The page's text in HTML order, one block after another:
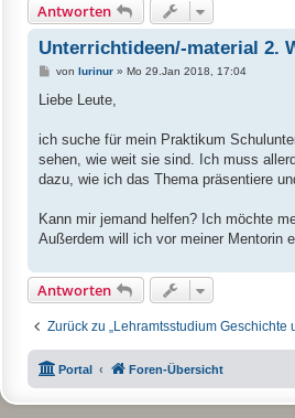
Antworten
Unterrichtideen/-material 2.
B
i
a
von lurinur» Mo 29.Jan 2018, 17:04
Liebe Leute,
ich suche für mein Praktikum
sehen, wie weit sie sind. Ich muss
dazu, wie ich das Thema präsentiere
Kann mir jemand helfen? Ich möchte
Außerdem will ich vor meiner Mentorin
Antworten
Zurück zu „Lehramtsstudium Geschichte
Portal Foren-Übersicht